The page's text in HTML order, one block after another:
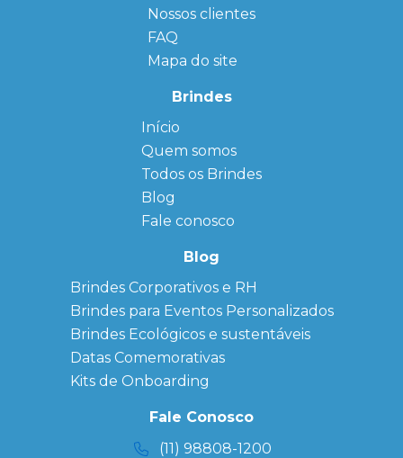
Nossos clientes
FAQ
Mapa do site
Brindes
Início
Quem somos
← Back
FAQ
Sitemap
Todos os Brindes
← Back
Agendas
Personalizadas
Personalizado
personalizados
Brindes
Corporativos
Copos Térmicos
Personalizados
Datas Especiais
Ecobag
Personalizada
Kits
Blog
Fale conosco
Blog
Brindes Corporativos e RH
Brindes para Eventos Personalizados
Brindes Ecológicos e sustentáveis
Datas Comemorativas
Kits de Onboarding
Fale Conosco
(11) 98808-1200